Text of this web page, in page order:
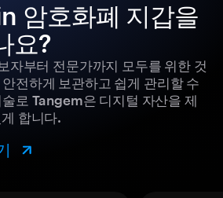
암호화폐 지갑을
요?
자부터 전문가까지 모두를 위한 것
전하게 보관하고 쉽게 관리할 수
로 Tangem은 디지털 자산을 제
합니다.